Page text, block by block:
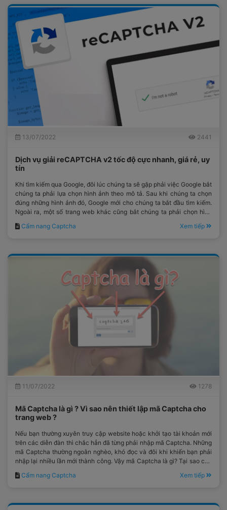
13/07/2022 2441
Dịch vụ giải reCAPTCHA v2 tốc độ cực nhanh, giá rẻ, uy
tín
Khi tìm kiếm qua Google, đôi lúc chúng ta sẽ gặp phải việc Google bắt
chúng ta phải lựa chọn hình ảnh theo mô tả. Sau khi chúng ta chọn
đúng những hình ảnh đó, Google mới cho chúng ta bắt đầu tìm kiếm.
Ngoài ra, một số trang web khác cũng bắt chúng ta phải chọn hình
thống tự động khi truy cập đến một trang web có sử dụng
Cẩm nang Captcha Xem tiếp
11/07/2022 1278
Mã Captcha là gì ? Vì sao nên thiết lập mã Captcha cho
trang web ?
Nếu bạn thường xuyên truy cập website hoặc khởi tạo tài khoản mới
trên các diễn đàn thì chắc hẳn đã từng phải nhập mã Captcha. Những
mã Captcha thường ngoằn nghèo, khó đọc và đôi khi khiến bạn phải
nhập lại nhiều lần mới thành công. Vậy mã Captcha là gì? Tại sao các
chính xác nếu muốn tiếp tục truy cập web?
Cẩm nang Captcha Xem tiếp